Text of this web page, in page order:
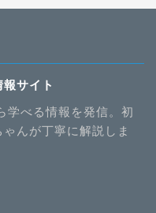
サイト
学べる情報を発信。初
んが丁寧に解説しま